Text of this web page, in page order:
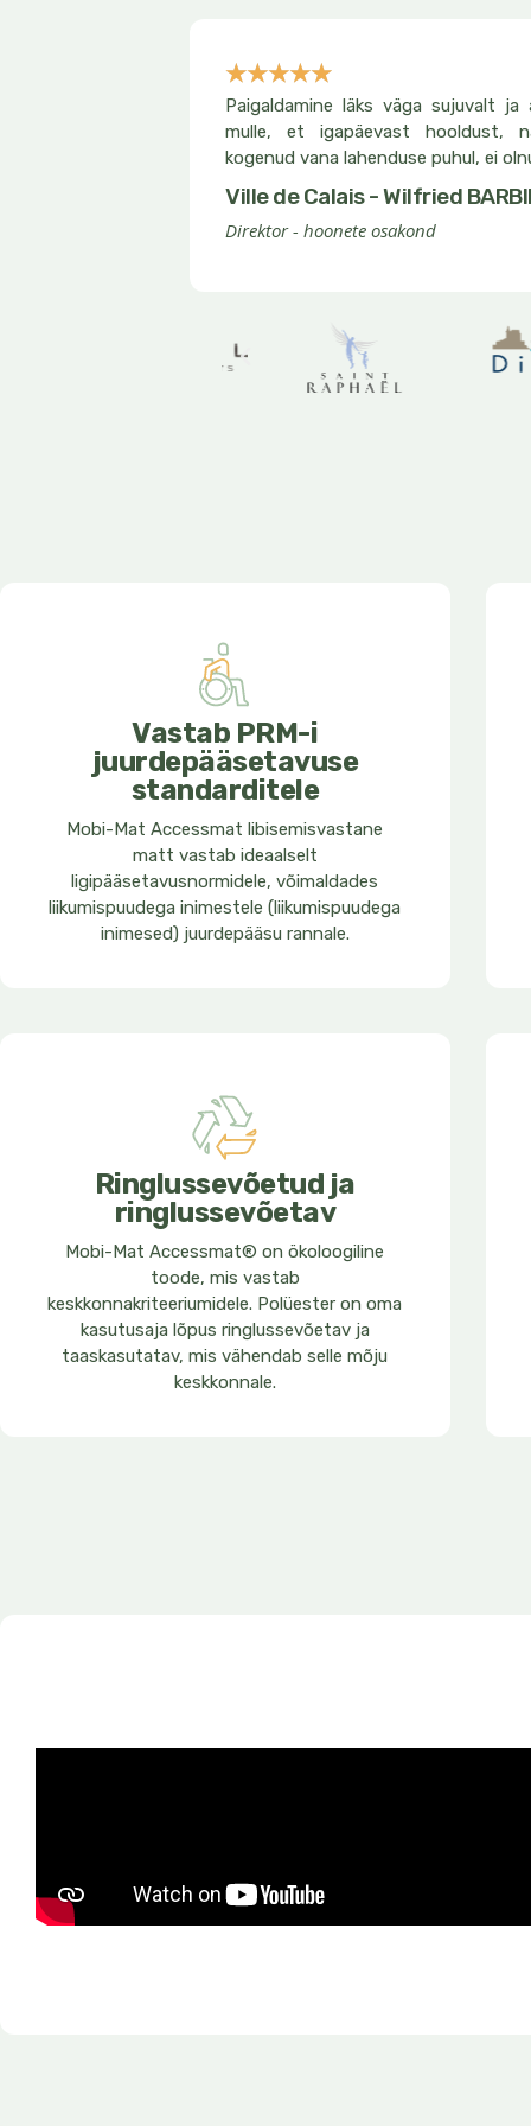
☆☆☆☆☆
5
sur
5
Paigaldamine läks väga sujuvalt ja
mulle, et igapäevast hooldust,
kogenud vana lahenduse puhul, ei
Ville de Calais - Wilfried
Direktor - hoonete osakond
Vastab PRM-i
juurdepääsetavuse
standarditele
Mobi-Mat Accessmat libisemisvastane
matt vastab ideaalselt
ligipääsetavusnormidele, võimaldades
liikumispuudega inimestele (liikumispuudega
inimesed) juurdepääsu rannale.
Ringlussevõetud ja
ringlussevõetav
Mobi-Mat Accessmat® on ökoloogiline
toode, mis vastab
keskkonnakriteeriumidele. Polüester on oma
kasutusaja lõpus ringlussevõetav ja
taaskasutatav, mis vähendab selle mõju
keskkonnale.